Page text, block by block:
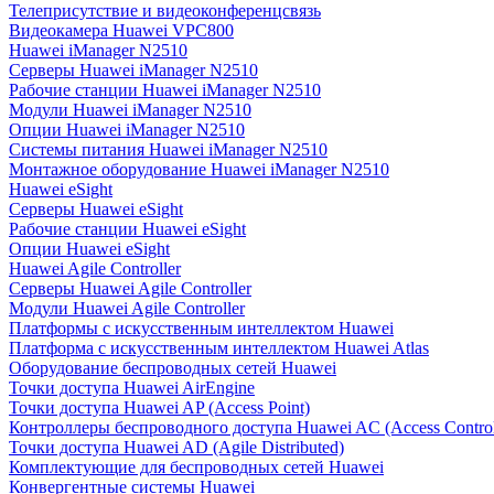
Телеприсутствие и видеоконференцсвязь
Видеокамера Huawei VPC800
Huawei iManager N2510
Серверы Huawei iManager N2510
Рабочие станции Huawei iManager N2510
Модули Huawei iManager N2510
Опции Huawei iManager N2510
Системы питания Huawei iManager N2510
Монтажное оборудование Huawei iManager N2510
Huawei eSight
Серверы Huawei eSight
Рабочие станции Huawei eSight
Опции Huawei eSight
Huawei Agile Controller
Серверы Huawei Agile Controller
Модули Huawei Agile Controller
Платформы с искусственным интеллектом Huawei
Платформа с искусственным интеллектом Huawei Atlas
Оборудование беспроводных сетей Huawei
Точки доступа Huawei AirEngine
Точки доступа Huawei AP (Access Point)
Контроллеры беспроводного доступа Huawei AC (Access
Точки доступа Huawei AD (Agile Distributed)
Комплектующие для беспроводных сетей Huawei
Конвергентные системы Huawei